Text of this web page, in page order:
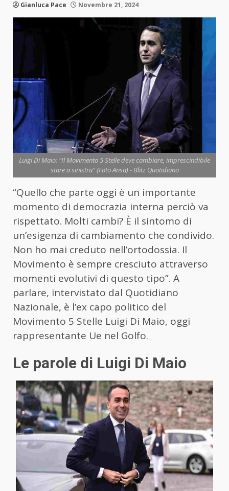
Gianluca Pace Novembre 21, 2024
Luigi Di Maio: "Il Movimento 5 Stelle deve cambiare, imprescindibile
stare a sinistra" (Foto Ansa) - Blitz Quotidiano
“Quello che parte oggi è un importante
momento di democrazia interna perciò va
rispettato. Molti cambi? È il sintomo di
un’esigenza di cambiamento che condivido.
Non ho mai creduto nell’ortodossia. Il
Movimento è sempre cresciuto attraverso
momenti evolutivi di questo tipo”. A
parlare, intervistato dal Quotidiano
Nazionale, è l’ex capo politico del
Movimento 5 Stelle Luigi Di Maio, oggi
rappresentante Ue nel Golfo.
Le parole di Luigi Di Maio